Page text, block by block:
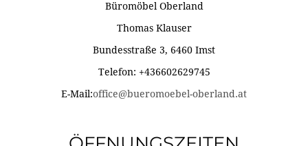
Büromöbel Oberland
Thomas Klauser
Bundesstraße 3, 6460 Imst
Telefon: +436602629745
E-Mail:office@bueromoebel-oberland.at